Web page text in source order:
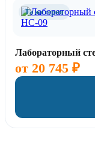
Та же серия
Лабораторный
от 20 745 ₽